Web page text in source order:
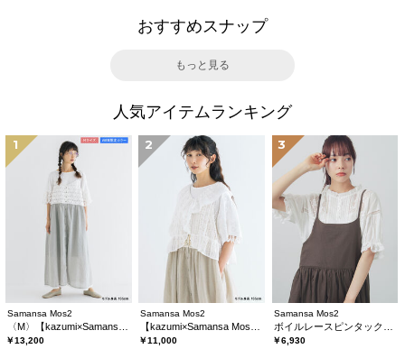
おすすめスナップ
もっと見る
人気アイテムランキング
1
Samansa Mos2
￥13,200
2
Samansa Mos2
￥11,000
3
Samansa Mos2
￥6,930